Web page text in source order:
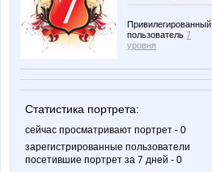
Привилегированный
пользователь 7
уровня
Статистика портрета:
сейчас просматривают портрет - 0
зарегистрированные пользователи
посетившие портрет за 7 дней - 0